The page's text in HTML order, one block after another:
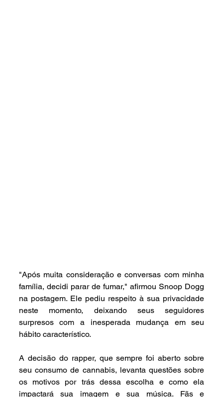
"Após muita consideração e conversas com minha
família, decidi parar de fumar," afirmou Snoop Dogg
na postagem. Ele pediu respeito à sua privacidade
neste momento, deixando seus seguidores
surpresos com a inesperada mudança em seu
hábito característico.
A decisão do rapper, que sempre foi aberto sobre
seu consumo de cannabis, levanta questões sobre
os motivos por trás dessa escolha e como ela
impactará sua imagem e sua música. Fãs e